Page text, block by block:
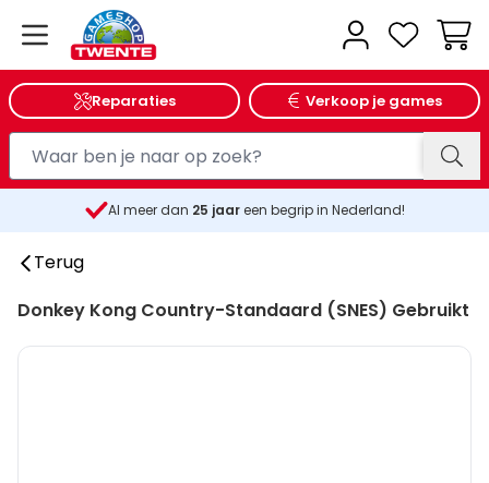
Reparaties Verkoop je games
Al meer dan 25 jaareen begrip in Nederland!
Terug
Donkey Kong Country-Standaard (SNES) Gebruikt